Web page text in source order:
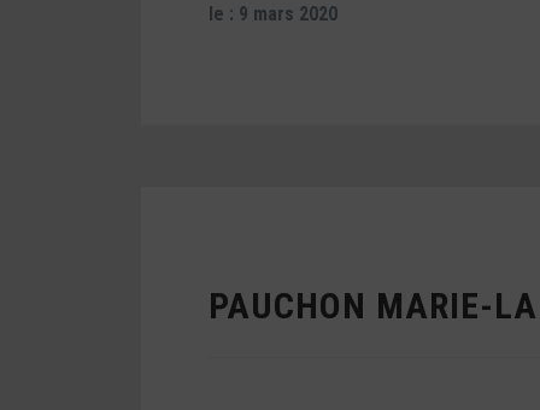
le : 9 mars 2020
PAUCHON MARIE-